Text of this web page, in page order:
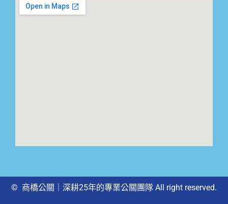
© 商橋公關｜深耕25年的專業公關團隊 All right reserved.